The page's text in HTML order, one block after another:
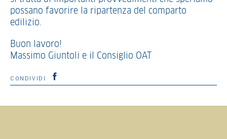
possano favorire la ripartenza del comparto
edilizio.
Buon lavoro!
Massimo Giuntoli e il Consiglio OAT
CONDIVIDI